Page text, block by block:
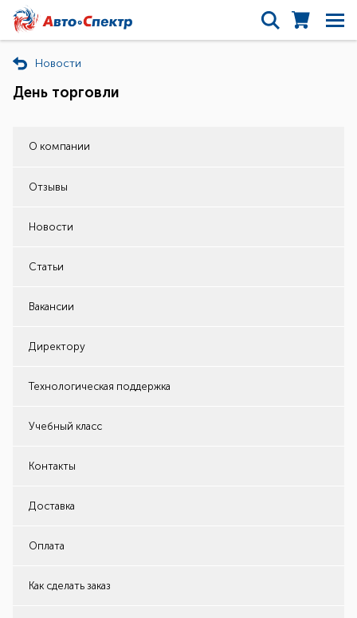
Новости
День торговли
О компании
Отзывы
Новости
Статьи
Вакансии
Директору
Технологическая поддержка
Учебный класс
Контакты
Доставка
Оплата
Как сделать заказ